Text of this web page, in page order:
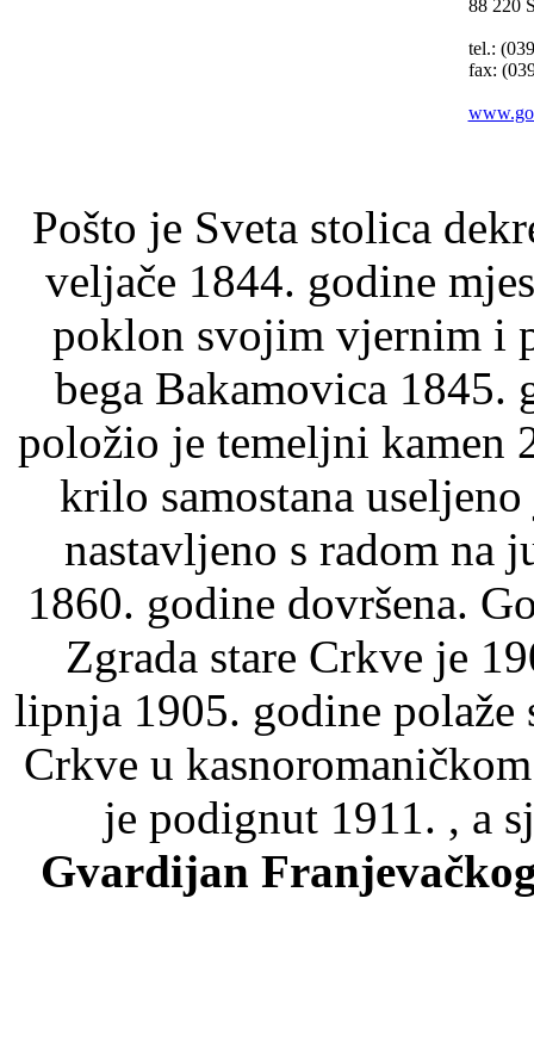
88 220
tel.:
fax:
Pošto je Sveta stolica
veljače 1844. godine
poklon svojim vjernim i
bega Bakamovica
položio je temeljni kamen
krilo samostana
nastavljeno s radom na
1860. godine dovršena.
Zgrada stare Crkve je
lipnja 1905. godine polaže
Crkve u
je podignut 1911. , a
Gvardijan